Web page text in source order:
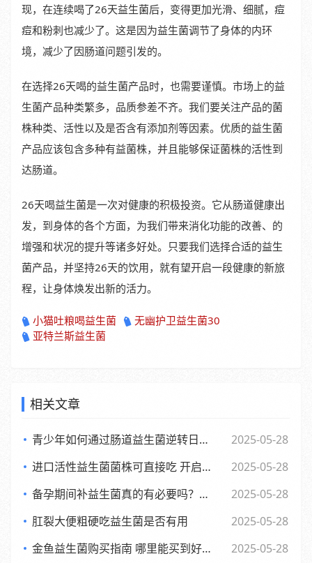
现，在连续喝了26天益生菌后，变得更加光滑、细腻，痘
痘和粉刺也减少了。这是因为益生菌调节了身体的内环
境，减少了因肠道问题引发的。
在选择26天喝的益生菌产品时，也需要谨慎。市场上的益
生菌产品种类繁多，品质参差不齐。我们要关注产品的菌
株种类、活性以及是否含有添加剂等因素。优质的益生菌
产品应该包含多种有益菌株，并且能够保证菌株的活性到
达肠道。
26天喝益生菌是一次对健康的积极投资。它从肠道健康出
发，到身体的各个方面，为我们带来消化功能的改善、的
增强和状况的提升等诸多好处。只要我们选择合适的益生
菌产品，并坚持26天的饮用，就有望开启一段健康的新旅
程，让身体焕发出新的活力。
小猫吐粮喝益生菌
无幽护卫益生菌30
亚特兰斯益生菌
相关文章
青少年如何通过肠道益生菌逆转日常倦怠，活力满满每一天
2025-05-28
进口活性益生菌菌株可直接吃 开启健康新体验
2025-05-28
备孕期间补益生菌真的有必要吗？了解背后的和科学依据
2025-05-28
肛裂大便粗硬吃益生菌是否有用
2025-05-28
金鱼益生菌购买指南 哪里能买到好用又实惠的金鱼益生菌
2025-05-28